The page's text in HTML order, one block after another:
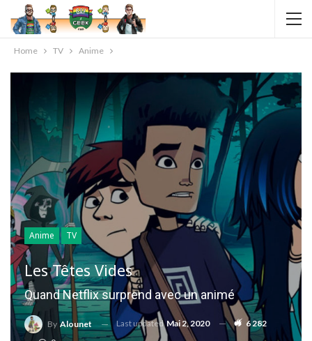
Home TV Anime
Anime TV
Les Têtes Vides
Quand Netflix surprend avec un animé
By Alounet Last updated Mai 2, 2020
6 282